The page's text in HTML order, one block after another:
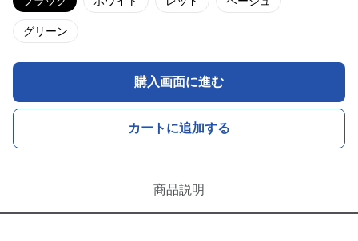
グリーン
購入画面に進む
カートに追加する
商品説明